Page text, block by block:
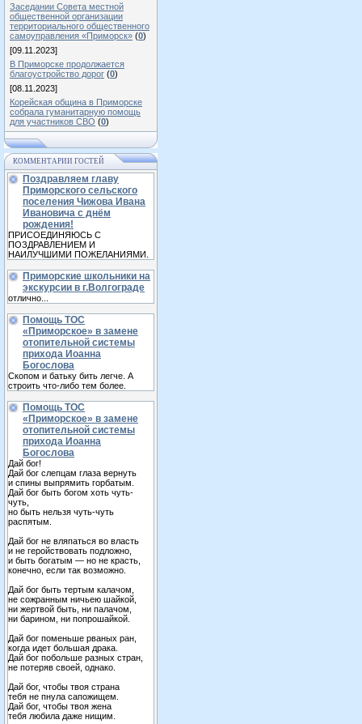
Заседании Совета местной
общественной организации
территориального общественного
самоуправления «Приморск» (0)
[09.11.2023]
В Приморске продолжается
благоустройство дорог (0)
[08.11.2023]
Корейская община в Приморске
собрала гуманитарную помощь
для участников СВО (0)
КОММЕНТАРИИ ГОСТЕЙ
Поздравляем главу
Приморского сельского
поселения Чижова Ивана
Ивановича с днём
рождения!
ПРИСОЕДИНЯЮСЬ С
ПОЗДРАВЛЕНИЕМ И
НАИЛУЧШИМИ ПОЖЕЛАНИЯМИ.
Приморские школьники на
экскурсии в г.Волгограде
отлично...
Помощь ТОС
«Приморское» в замене
отопительной системы
прихода Иоанна
Богослова
Скопом и батьку бить легче. А
строить что-либо тем более.
Помощь ТОС
«Приморское» в замене
отопительной системы
прихода Иоанна
Богослова
Дай бог!
Дай бог слепцам глаза вернуть
и спины выпрямить горбатым.
Дай бог быть богом хоть чуть-
чуть,
но быть нельзя чуть-чуть
распятым.
Дай бог не вляпаться во власть
и не геройствовать подложно,
и быть богатым — но не красть,
конечно, если так возможно.
Дай бог быть тертым калачом,
не сожранным ничьею шайкой,
ни жертвой быть, ни палачом,
ни барином, ни попрошайкой.
Дай бог поменьше рваных ран,
когда идет большая драка.
Дай бог побольше разных стран,
не потеряв своей, однако.
Дай бог, чтобы твоя страна
тебя не пнула сапожищем.
Дай бог, чтобы твоя жена
тебя любила даже нищим.